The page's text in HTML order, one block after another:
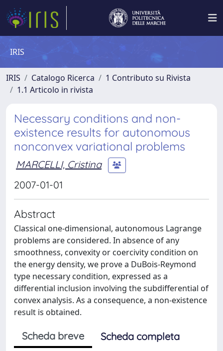
IRIS
IRIS Catalogo Ricerca
1 Contributo su Rivista
1.1 Articolo in rivista
Necessary conditions and non-
existence results for autonomous
nonconvex variational problems
MARCELLI, Cristina
2007-01-01
Abstract
Classical one-dimensional, autonomous Lagrange
problems are considered. In absence of any
smoothness, convexity or coercivity condition on
the energy density, we prove a DuBois-Reymond
type necessary condition, expressed as a
differential inclusion involving the subdifferential of
convex analysis. As a consequence, a non-existence
result is obtained.
Scheda breve
Scheda completa